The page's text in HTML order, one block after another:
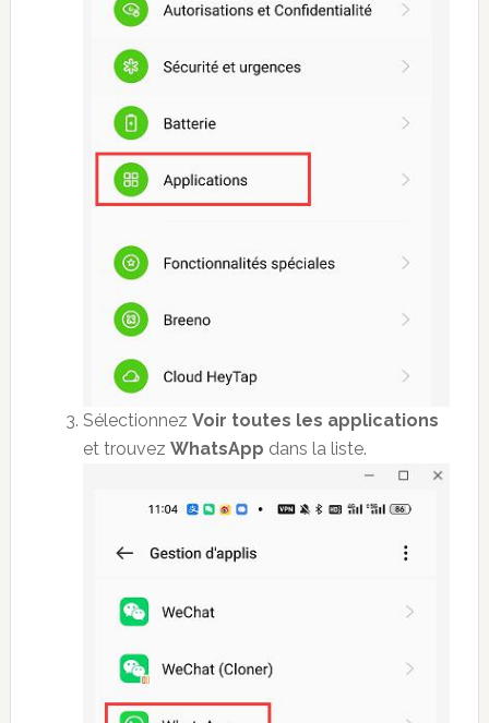
Sélectionnez Voir toutes les applications
et trouvez WhatsApp dans la liste.